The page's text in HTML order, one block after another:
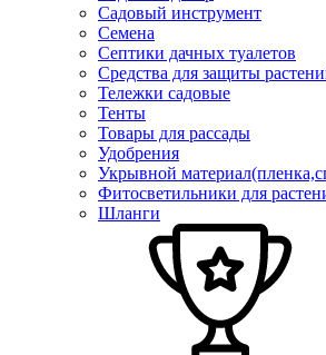
Садовый инструмент
Семена
Септики дачных туалетов
Средства для защиты
Тележки садовые
Тенты
Товары для рассады
Удобрения
Укрывной
Фитосветильники для
Шланги